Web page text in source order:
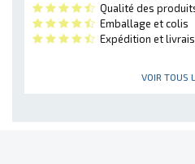
Qualité des
Emballage et colis
Expédition et
VOIR TOUS